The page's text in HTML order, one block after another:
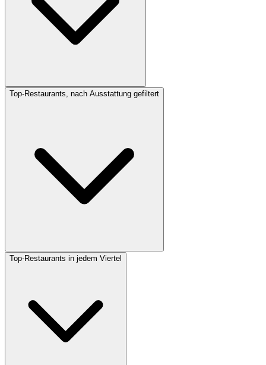
Top-Restaurants, nach Ausstattung gefiltert
Top-Restaurants in jedem Viertel